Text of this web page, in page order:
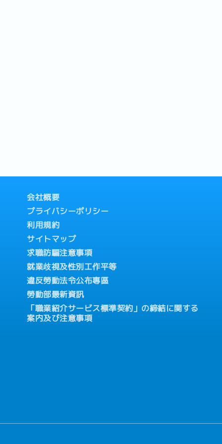
会社概要
プライバシーポリシー
利用規約
サイトマップ
求職防騙注意事項
就業歧視及性別工作平等
違反勞動法令公布專區
勞動部最新資訊
「職業紹介サービス標準契約」の締結に関する
案内及び注意事項